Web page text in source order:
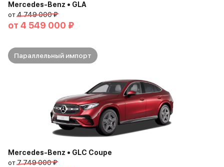
Mercedes-Benz • GLA
от4 749 000 ₽
от 4 549 000 ₽
Параллельный импорт
Mercedes-Benz • GLC Coupe
от7 749 000 ₽